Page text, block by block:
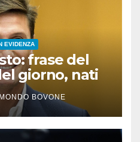
EVIDENZA
frase del
giorno, nati
oggiBOVONE